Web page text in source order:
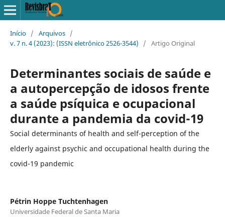
Início / Arquivos /
v. 7 n. 4 (2023): (ISSN eletrônico 2526-3544)
/ Artigo Original
Determinantes sociais de saúde e
a autopercepção de idosos frente
a saúde psíquica e ocupacional
durante a pandemia da covid-19
Social determinants of health and self-perception of the
elderly against psychic and occupational health during the
covid-19 pandemic
Pétrin Hoppe Tuchtenhagen
Universidade Federal de Santa Maria